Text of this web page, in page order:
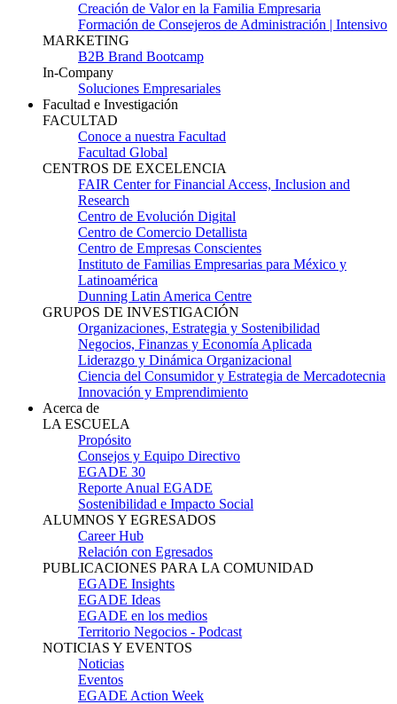
Creación de Valor en la Familia Empresaria
Formación de Consejeros de Administración | Intensivo
MARKETING
B2B Brand Bootcamp
In-Company
Soluciones Empresariales
Facultad e Investigación
FACULTAD
Conoce a nuestra Facultad
Facultad Global
CENTROS DE EXCELENCIA
FAIR Center for Financial Access, Inclusion and
Research
Centro de Evolución Digital
Centro de Comercio Detallista
Centro de Empresas Conscientes
Instituto de Familias Empresarias para México y
Latinoamérica
Dunning Latin America Centre
GRUPOS DE INVESTIGACIÓN
Organizaciones, Estrategia y Sostenibilidad
Negocios, Finanzas y Economía Aplicada
Liderazgo y Dinámica Organizacional
Ciencia del Consumidor y Estrategia de Mercadotecnia
Innovación y Emprendimiento
Acerca de
LA ESCUELA
Propósito
Consejos y Equipo Directivo
EGADE 30
Reporte Anual EGADE
Sostenibilidad e Impacto Social
ALUMNOS Y EGRESADOS
Career Hub
Relación con Egresados
PUBLICACIONES PARA LA COMUNIDAD
EGADE Insights
EGADE Ideas
EGADE en los medios
Territorio Negocios - Podcast
NOTICIAS Y EVENTOS
Noticias
Eventos
EGADE Action Week